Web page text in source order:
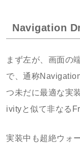
Navigation
まず左が、画面の
で、通称
つ未だに最適な実
ivityと似て非なる
実装中も超絶ウォ